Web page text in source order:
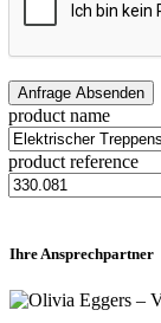
product name
product reference
Ihre Ansprechpartner